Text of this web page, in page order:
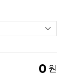
0 원